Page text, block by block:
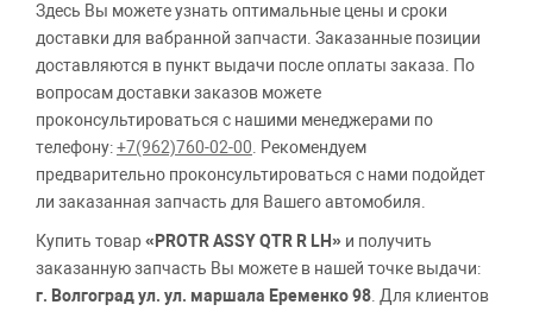
Здесь Вы можете узнать оптимальные цены и сроки
доставки для вабранной запчасти. Заказанные позиции
доставляются в пункт выдачи после оплаты заказа. По
вопросам доставки заказов можете
проконсультироваться с нашими менеджерами по
телефону:+7(962)760-02-00 . Рекомендуем
предварительно проконсультироваться с нами подойдет
ли заказанная запчасть для Вашего автомобиля.
Купить товар«PROTR ASSY QTR R LH» и получить
заказанную запчасть Вы можете в нашей точке выдачи:
г. Волгоград ул. ул. маршала Еременко 98 . Для клиентов